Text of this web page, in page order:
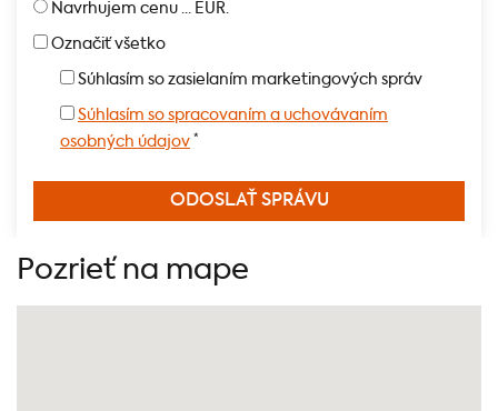
Navrhujem cenu ... EUR.
Označiť všetko
Súhlasím so zasielaním marketingových správ
Súhlasím so spracovaním a uchovávaním
osobných údajov *
Pozrieť na mape